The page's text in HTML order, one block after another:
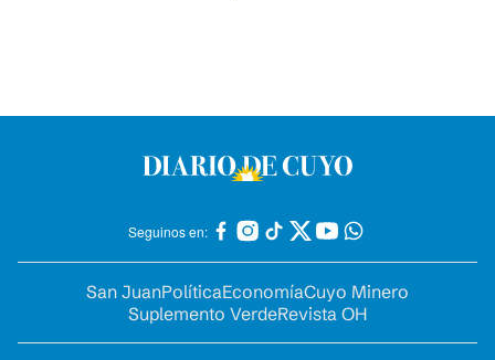
Seguinos en:
San JuanPolíticaEconomíaCuyo Minero
Suplemento VerdeRevista OH